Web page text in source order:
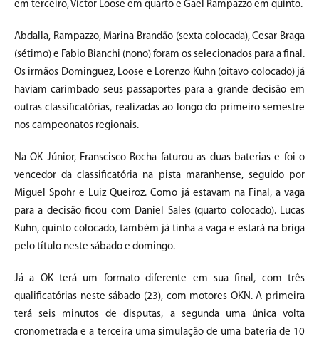
em terceiro, Victor Loose em quarto e Gael Rampazzo em quinto.
Abdalla, Rampazzo, Marina Brandão (sexta colocada), Cesar Braga
(sétimo) e Fabio Bianchi (nono) foram os selecionados para a final.
Os irmãos Dominguez, Loose e Lorenzo Kuhn (oitavo colocado) já
haviam carimbado seus passaportes para a grande decisão em
outras classificatórias, realizadas ao longo do primeiro semestre
nos campeonatos regionais.
Na OK Júnior, Franscisco Rocha faturou as duas baterias e foi o
vencedor da classificatória na pista maranhense, seguido por
Miguel Spohr e Luiz Queiroz. Como já estavam na Final, a vaga
para a decisão ficou com Daniel Sales (quarto colocado). Lucas
Kuhn, quinto colocado, também já tinha a vaga e estará na briga
pelo título neste sábado e domingo.
Já a OK terá um formato diferente em sua final, com três
qualificatórias neste sábado (23), com motores OKN. A primeira
terá seis minutos de disputas, a segunda uma única volta
cronometrada e a terceira uma simulação de uma bateria de 10